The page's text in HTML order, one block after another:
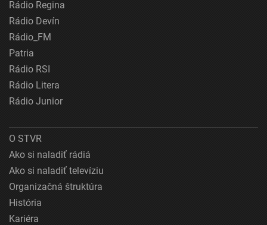
Rádio Regina
Rádio Devín
Rádio_FM
Patria
Rádio RSI
Rádio Litera
Rádio Junior
O STVR
Ako si naladiť rádiá
Ako si naladiť televíziu
Organizačná štruktúra
História
Kariéra